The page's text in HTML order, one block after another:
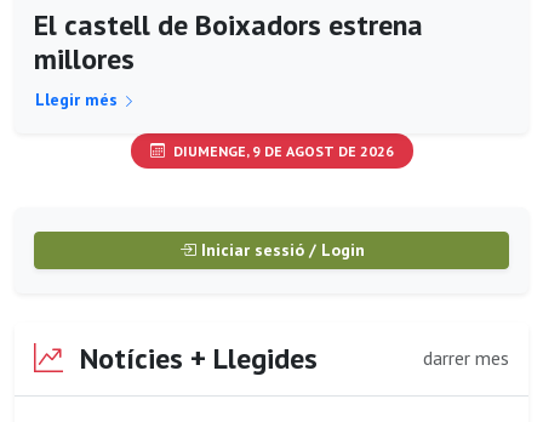
El castell de Boixadors estrena
millores
Llegir més
DIUMENGE, 9 DE AGOST DE 2026
Iniciar sessió / Login
Notícies + Llegides darrer mes